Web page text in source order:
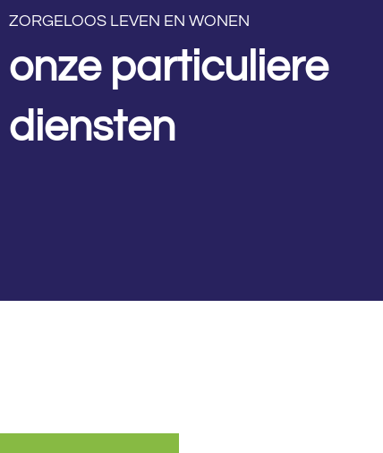
ZORGELOOS LEVEN EN WONEN
onze particuliere
diensten